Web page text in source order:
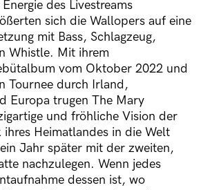
des Livestreams
sich die Wallopers auf eine
mit Bass, Schlagzeug,
Whistle. Mit ihrem
vom Oktober 2022 und
Tournee durch Irland,
Europa trugen The Mary
und fröhliche Vision der
Heimatlandes in die Welt
Jahr später mit der zweiten,
nachzulegen. Wenn jedes
dessen ist, wo